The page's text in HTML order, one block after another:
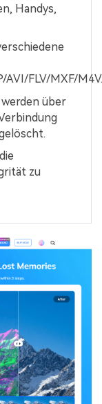
Handys,
FLV/MXF/M4V.
über
zu